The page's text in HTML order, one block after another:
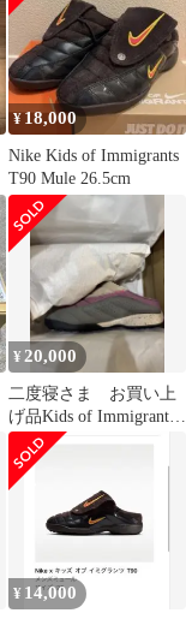
¥18,000
Nike Kids of Immigrants
T90 Mule 26.5cm
¥ 20,000
二度寝さま お買い上
げ品Kids of Immigrants
× Nike T
¥ 14,000